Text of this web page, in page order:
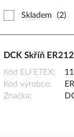
Skladem (2)
DCK Skříň
Kód ELFETEX
Kód výrobce
Značka